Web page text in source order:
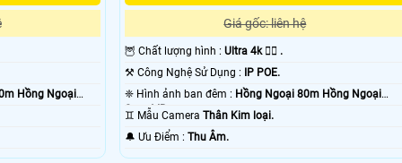
Hồng Ngoại
Giá gốc: liên hệ
🦉 Chất lượng hình : Ultra 4k 👍🏾 .
⚒ Công Nghệ Sử Dụng :
IP POE.
❈ Hình ảnh ban đêm : Hồng Ngoại 80m Hồng Ngoại
Smart IR.
♊ Mẫu Camera Thân Kim loại.
️🔔 Ưu Điểm : Thu Âm.